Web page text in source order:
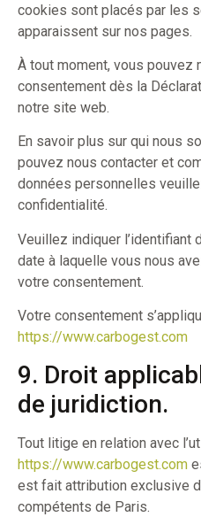
cookies sont placés par les
apparaissent sur nos pages.
À tout moment, vous pouvez
consentement dès la
notre site web.
En savoir plus sur qui nous
pouvez nous contacter et
données personnelles
confidentialité.
Veuillez indiquer l’identifiant
date à laquelle vous nous
votre consentement.
Votre consentement
https://www.carbogest.com
9. Droit
de juridiction.
Tout litige en relation avec
https://www.carbogest.com
est fait attribution exclusive
compétents de Paris.